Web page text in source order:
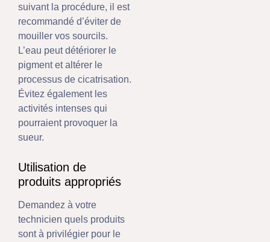
suivant la procédure, il est
recommandé d’éviter de
mouiller vos sourcils.
L’eau peut détériorer le
pigment et altérer le
processus de cicatrisation.
Évitez également les
activités intenses qui
pourraient provoquer la
sueur.
Utilisation de
produits appropriés
Demandez à votre
technicien quels produits
sont à privilégier pour le